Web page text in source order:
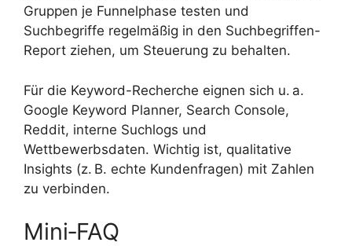
Gruppen je Funnelphase testen und
Suchbegriffe regelmäßig in den Suchbegriffen-
Report ziehen, um Steuerung zu behalten.
Für die Keyword-Recherche eignen sich u. a.
Google Keyword Planner, Search Console,
Reddit, interne Suchlogs und
Wettbewerbsdaten. Wichtig ist, qualitative
Insights (z. B. echte Kundenfragen) mit Zahlen
zu verbinden.
Mini‑FAQ